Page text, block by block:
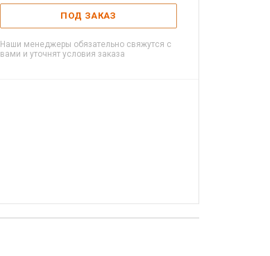
ПОД ЗАКАЗ
Наши менеджеры обязательно свяжутся с
вами и уточнят условия заказа